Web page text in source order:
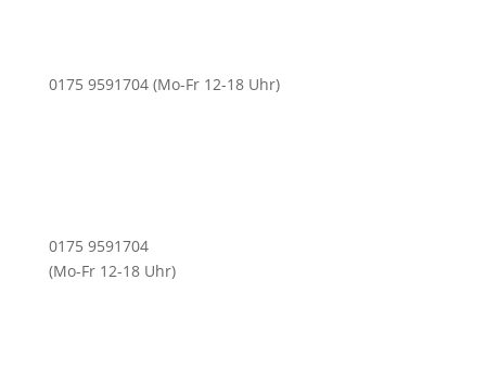
0175 9591704 (Mo-Fr 12-18 Uhr)
0175 9591704
(Mo-Fr 12-18 Uhr)